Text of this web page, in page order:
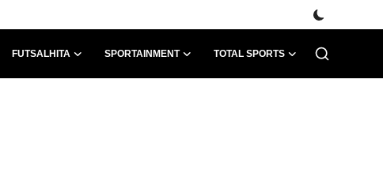
FUTSALHITA SPORTAINMENT TOTAL SPORTS